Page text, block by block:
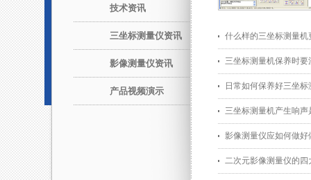
技术资讯
三坐标测量仪资讯
影像测量仪资讯
产品视频演示
什么样的三坐标测量机
三坐标测量机保养时要
日常如何保养好三坐标
三坐标测量机产生响声
影像测量仪应如何做好
二次元影像测量仪的四